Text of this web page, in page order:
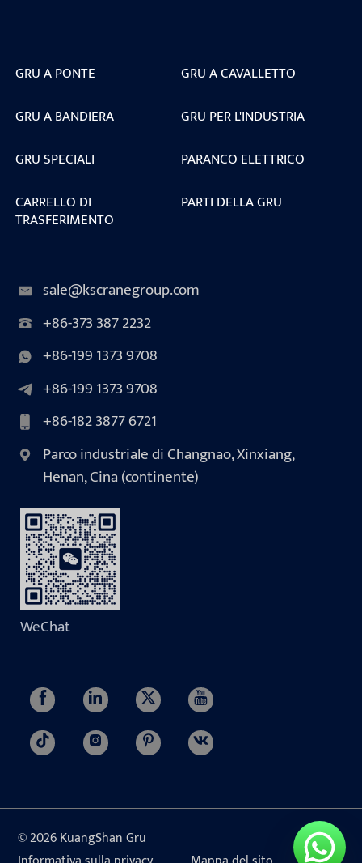
GRU A PONTE
GRU A CAVALLETTO
GRU A BANDIERA
GRU PER L'INDUSTRIA
GRU SPECIALI
PARANCO ELETTRICO
CARRELLO DI
TRASFERIMENTO
PARTI DELLA GRU
sale@kscranegroup.com
+86-373 387 2232
+86-199 1373 9708
+86-199 1373 9708
+86-182 3877 6721
Parco industriale di Changnao, Xinxiang,
Henan, Cina (continente)
WeChat
© 2026 KuangShan Gru